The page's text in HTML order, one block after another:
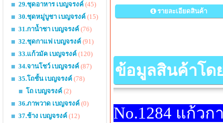
29.ชุดอาหาร เบญจรงค์ (45)
30.ชุดหมู่บูชา เบญจรงค์ (15)
31.กาน้ำชา เบญจรงค์ (76)
32.ชุดกาแฟ เบญจรงค์ (91)
33.แก้วมัค เบญจรงค์ (120)
34.จานโชว์ เบญจรงค์ (87)
35.โถชั้น เบญจรงค์ (78)
โถ เบญจรงค์ (2)
36.ภาพวาด เบญจรงค์ (0)
37.ช้าง เบญจรงค์ (12)
รายละเอียดสินค้า
ข้อมูลสินค้าโด
No.1284 แก้ว